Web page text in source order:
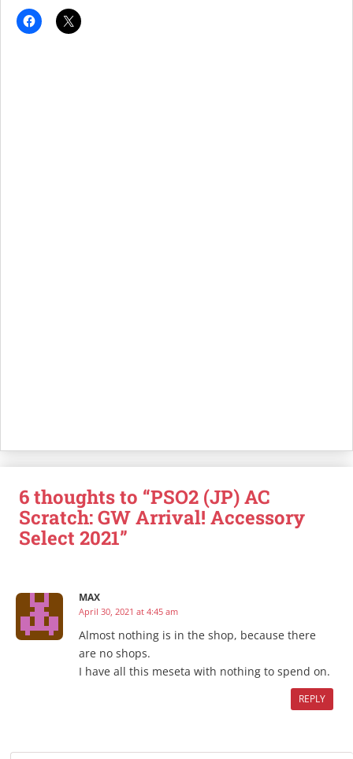
6 thoughts to “PSO2 (JP) AC
Scratch: GW Arrival! Accessory
Select 2021”
MAX
April 30, 2021 at 4:45 am
Almost nothing is in the shop, because there
are no shops.
I have all this meseta with nothing to spend on.
REPLY